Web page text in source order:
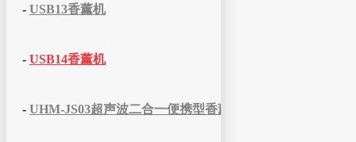
- USB13香薰机
- USB14香薰机
- UHM-JS03超声波二合一便携型香薰